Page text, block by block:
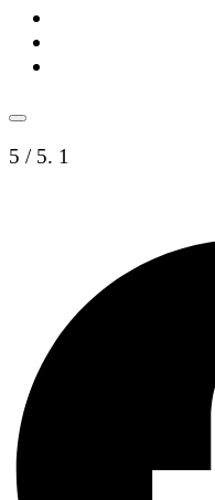
5 / 5. 1